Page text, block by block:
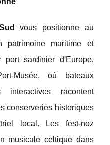
vous positionne au
maritime et
port sardinier d'Europe,
Musée, où bateaux
interactives racontent
conserveries historiques
local. Les fest-noz
musicale celtique dans